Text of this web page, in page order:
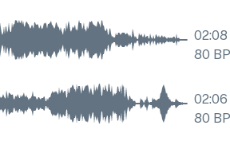
02:08
80
02:06
80